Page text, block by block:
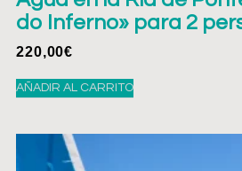
do Inferno» para 2
220,00€
AÑADIR AL CARRITO